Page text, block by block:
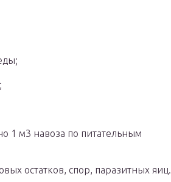
1 м3 навоза по питательным
остатков, спор, паразитных яиц.